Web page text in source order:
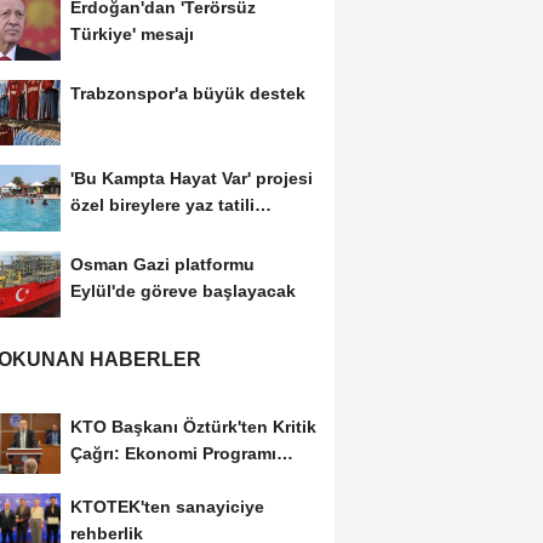
Erdoğan'dan 'Terörsüz
Türkiye' mesajı
Trabzonspor'a büyük destek
'Bu Kampta Hayat Var' projesi
özel bireylere yaz tatili
Osman Gazi platformu
Eylül'de göreve başlayacak
HABERLER
KTO Başkanı Öztürk'ten Kritik
Çağrı: Ekonomi Programı
KTOTEK'ten sanayiciye
rehberlik